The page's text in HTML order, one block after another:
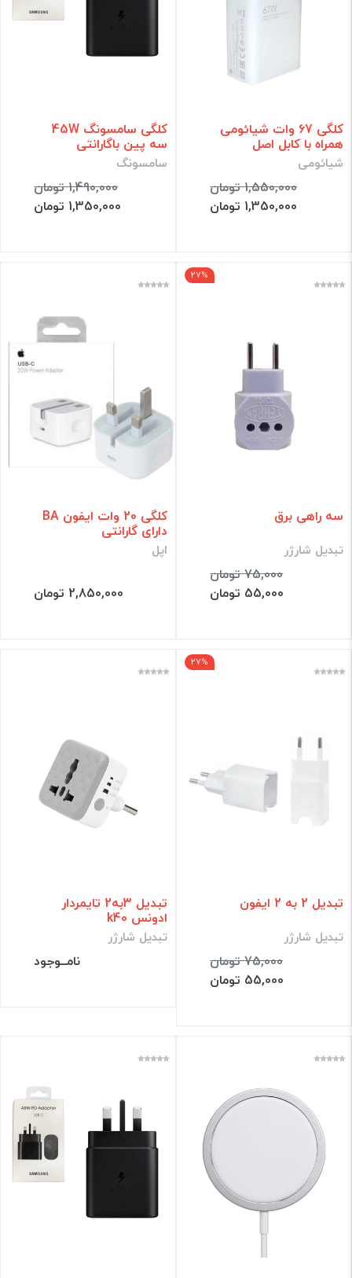
کلگی 67 وات شیائومی
همراه با کابل اصل
شیائومی
1,550,000 تومان
1,350,000 تومان
کلگی سامسونگ 45W
سه پین باگارانتی
سامسونگ
1,490,000 تومان
1,350,000 تومان
27%
سه راهی برق
تبدیل شارژر
75,000 تومان
55,000 تومان
کلگی 20 وات ایفون BA
دارای گارانتی
اپل
2,850,000 تومان
27%
تبدیل 2 به 2 ایفون
تبدیل شارژر
75,000 تومان
55,000 تومان
تبدیل 3به2 تایمردار
ادونس k40
تبدیل شارژر
نامــوجود